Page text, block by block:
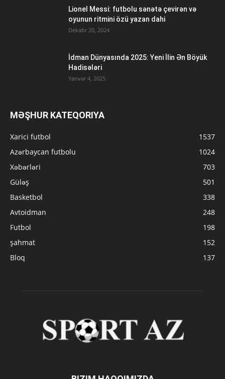
Lionel Messi: futbolu sənətə çevirən və
oyunun ritmini özü yazan dahi
Dekabr 20, 2024
İdman Dünyasında 2025: Yeni İlin Ən Böyük
Hadisələri
Yanvar 4, 2025
MƏŞHUR KATEQORIYA
Xarici futbol
1537
Azərbaycan futbolu
1024
Xəbərləri
703
Güləş
501
Basketbol
338
Avtoidman
248
Futbol
198
şahmat
152
Bloq
137